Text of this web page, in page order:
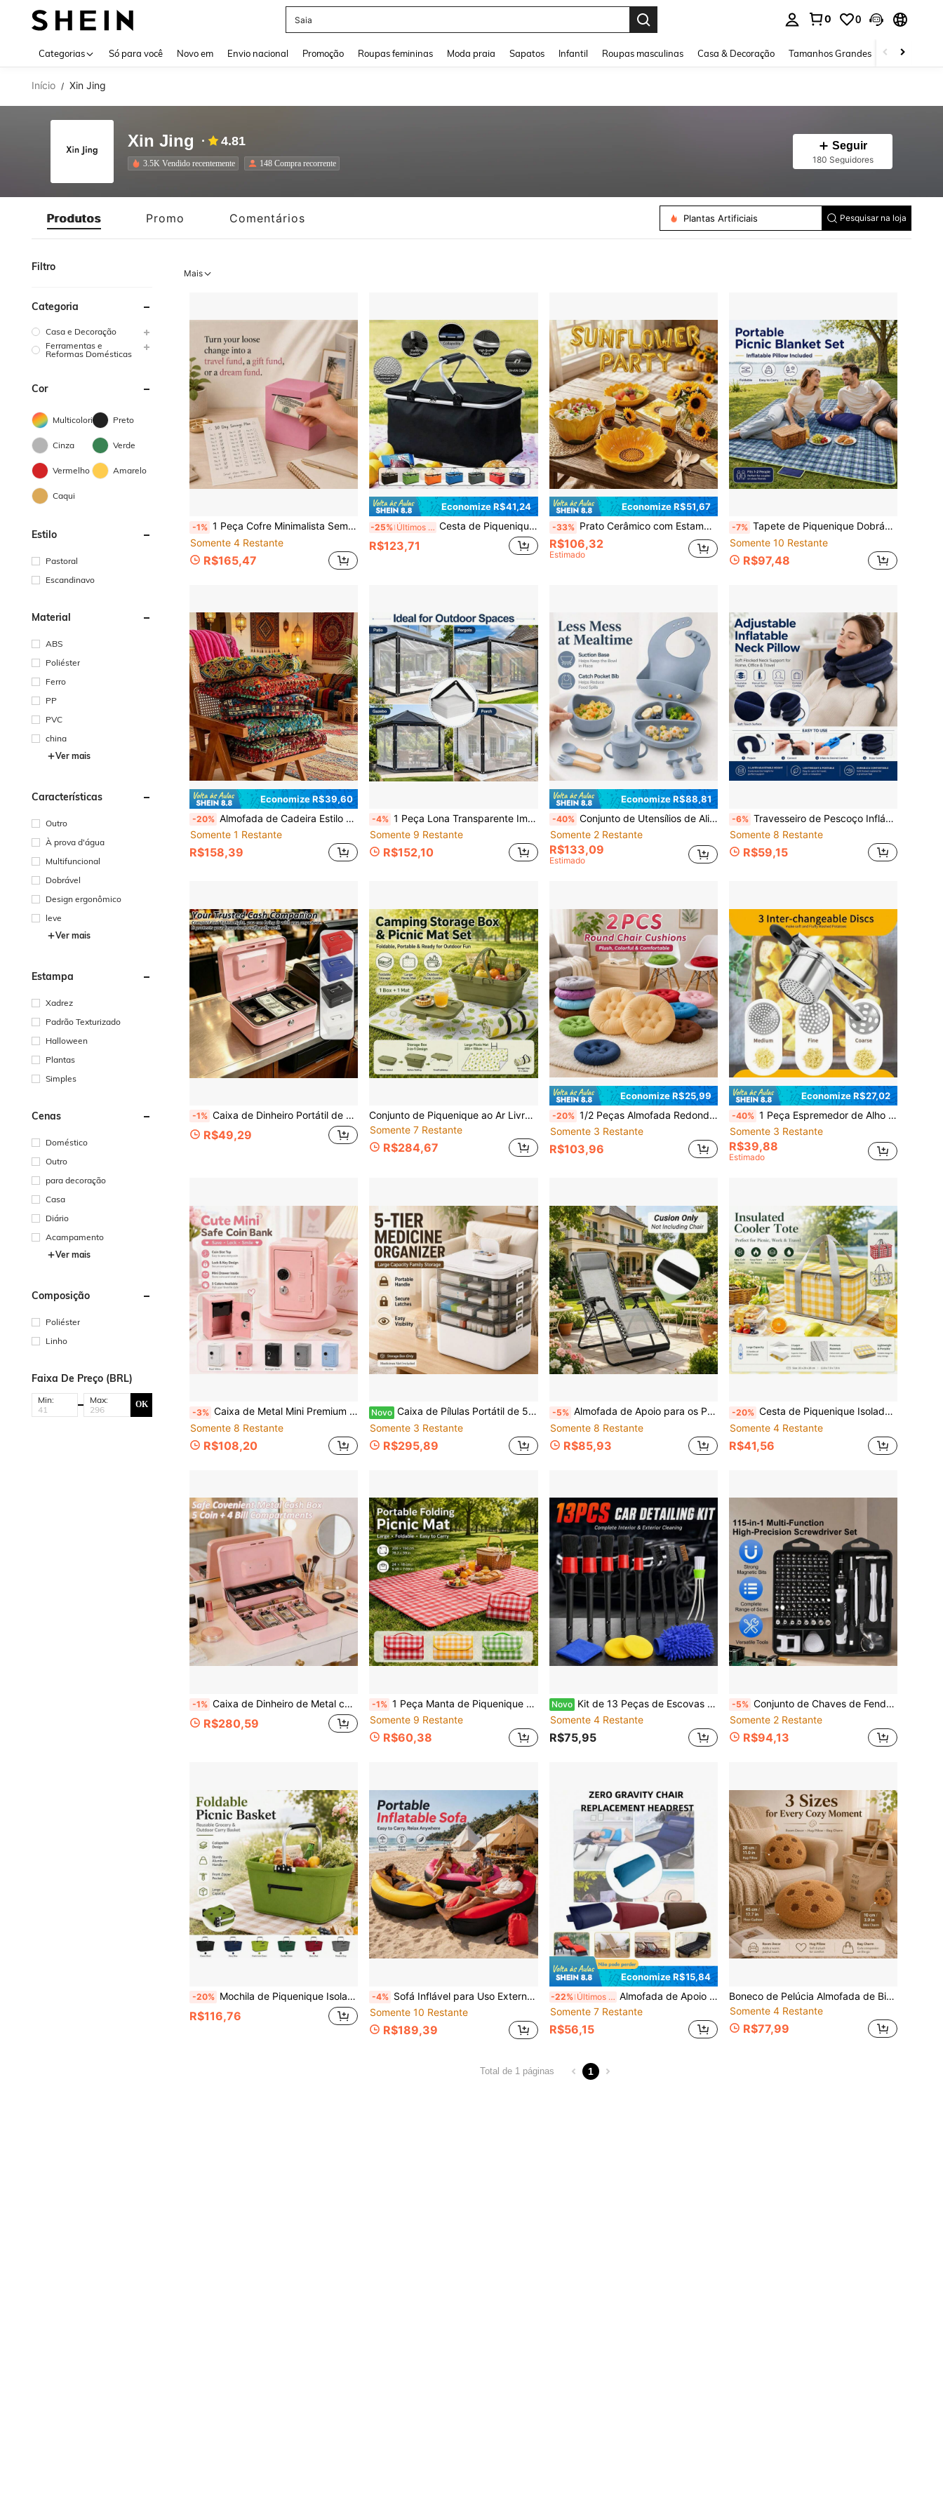
Calça Jeans Feminina
0 0
Categorias Só para você Novo em Envio nacional Promoção Roupas femininas Moda praia Sapatos Infantil Roupas masculinas Casa & Decoração Tamanhos Grandes Joias e
Início / Xin Jing
Xin Jing 4.81
3.5K Vendido recentemente 148 Compra recorrente
Seguir
180 Seguidores
Produtos Promo Comentários Plantas Artificiais Pesquisar na loja
Filtro
Categoria
Casa e Decoração
Ferramentas e
Reformas Domésticas
Cor
Multicolorido Preto
Cinza Verde
Vermelho Amarelo
Caqui
Estilo
Pastoral
Escandinavo
Material
ABS
Poliéster
Ferro
PP
PVC
china
Ver mais
Características
Outro
À prova d'água
Multifuncional
Dobrável
Design ergonômico
leve
Ver mais
Estampa
Xadrez
Padrão Texturizado
Halloween
Plantas
Simples
Cenas
Doméstico
Outro
para decoração
Casa
Diário
Acampamento
Ver mais
Composição
Poliéster
Linho
Faixa De Preço (BRL)
Min: Max: OK
Mais
-1% 1 Peça Cofre Minimalista Sem Abertura, Cofre de Moedas em Cubo Rosa com Fenda para Moedas, Caixa de Desafio de Economia Selada, Adequado para Dinheiro, Moedas, Bottom de Viagem, Presente, Decoração de Mesa e Quarto
Somente 4 Restante
R$165,47
Economize R$41,24
-25% Últimos 2 dias Cesta de Piquenique Dobrável Extra Grande de 32L, Caixa de Armazenamento Isolada com Alça de Alumínio, Bolsa Térmica de 18,9x12,6x9,4 Polegadas para Piqueniques ao Ar Livre, Viagens à Praia, Camping, Churrasco
R$123,71
Economize R$51,67
-33% Prato Cerâmico com Estampa de Girassol, Prato de Jantar Decorativo com Design Fofo de Girassol, Prato de Jantar Cerâmico Criativo de Girassol para Cozinha Doméstica. O Design Único de Girassol Trará Luz e Felicidade para a sua Experiência de Refeição. Use a Adorável Louça de Girassol para Alegrar a sua Mesa de Jantar.
R$106,32
Estimado
-7% Tapete de Piquenique Dobrável com Conjunto de Travesseiro Inflável, Tapete de Piquenique Portátil Xadrez para Uso Externo, Design de Bolsa Compacta, Tapete de Chão Grande, Adequado para Praia, Parque, Gramado, Camping, Viagem, Acomoda 1-2 Pessoas para Piquenique, Caminhada e Viagens de Carro
Somente 10 Restante
R$97,48
Economize R$39,60
-20% Almofada de Cadeira Estilo Boêmio com Estampa Floral, Almofada de Assento Quadrada Grossa com Borlas, Almofada de Cadeira de Espuma de Memória Macia com Estampa Xadrez de Linho, Almofada de Assento Antiderrapante Lavável para Uso Interno/Externo em Sala de Jantar, Cozinha, Varanda, Jardim e Escritório
Somente 1 Restante
R$158,39
-4% 1 Peça Lona Transparente Impermeável com Ilhós, Tecido PVC Transparente Impermeável Resistente para Uso Externo, Bordas Reforçadas, Cobertura contra Vento e Chuva, Adequado para Pátio, Gazebo, Pavilhão, Varanda, Sacada, Estufa, Garagem e Jardim, 2x1m/2x4m
Somente 9 Restante
R$152,10
Economize R$88,81
-40% Conjunto de Utensílios de Alimentação para Bebê em Silicone, Inclui Prato com Ventosa, Tigela, Babador, Colher e Garfo, Adequado para Bebês de 6 Meses ou Mais, Micro-ondas e Lava-louças, Conjunto de Utensílios de Treinamento de Alimentação para Bebê, Inclui Prato com Ventosa, Tigela, Babador, Colher e Garfo de Treinamento, e Copo com Bico, Adequado para Bebês de 6 Meses ou Mais, Adequado para Treinamento de Alimentação para Bebê
Somente 2 Restante
R$133,09
Estimado
-6% Travesseiro de Pescoço Inflável Portátil, Almofada de Apoio de Pescoço Ajustável com Bomba Manual, Travesseiro de Pescoço de Viagem Macio e Aveludado para Pausa no Escritório, Avião, Passeio de Carro e Relaxamento em Casa
Somente 8 Restante
R$59,15
-1% Caixa de Dinheiro Portátil de Aço com Fechadura de Chave, Design de 2 Camadas, Bandeja de Moedas Removível, Alça de Aço, 2 Chaves Incluídas, Armazenamento Seguro para Dinheiro, Moedas, Joias e Objetos de Valor, Adequado para Casa, Escritório, Pequenos Negócios, Loja de Varejo e Restaurante, Múltiplas Cores Disponíveis
R$49,29
Conjunto de Piquenique ao Ar Livre com 2 Peças, Cesta de Camping Dobrável com Manta de Piquenique Portátil de 5 Camadas, Tapete de Piquenique Grande à Prova d'Água, Adequado para Parque, Camping, Praia e Viagens em Família
Somente 7 Restante
R$284,67
Economize R$25,99
-20% 1/2 Peças Almofada Redonda Grossa para Assento de Cadeira, Almofada Redonda Macia de Pelúcia com Espuma de Pérola Acolchoada, Almofada de Assento de Chão Confortável Antiderrapante para Uso Interno em Casa, Quarto, Sala de Estar, Pátio Externo, Jardim, Quintal, Gramado e Cadeira de Escritório
Somente 3 Restante
R$103,96
Economize R$27,02
-40% 1 Peça Espremedor de Alho de Aço Inoxidável Resistente, Moedor e Esmagador de Alho Manual com 3 Placas de Pressão Intercambiáveis, Alça Ergonômica de Grande Capacidade, Utensílio de Cozinha Fácil de Limpar, Adequado para Alho, Gengibre e Cozinha Diária, Espremedor e Fatiador de Alho 2 em 1
Somente 3 Restante
R$39,88
Estimado
-3% Caixa de Metal Mini Premium com Trava Dupla (Senha + Chave) para Proteger Itens Valiosos. Com Fenda para Moedas Integrada, Perfeita como Presente de Cofre para Crianças. Design Compacto e Portátil Adequado para Mesa de Casa/Escritório. Armazene com Segurança Dinheiro, Moedas, Joias e Pequenos Itens. Construção em Metal Durável
Somente 8 Restante
R$108,20
Novo Caixa de Pílulas Portátil de 5 Camadas com Alça, Caixa de Armazenamento de Primeiros Socorros Doméstica de Grande Capacidade com Compartimentos Transparentes e Trava Segura, Adequada para Casa e Viagem
Somente 3 Restante
R$295,89
-5% Almofada de Apoio para os Pés da Cadeira Gravidade Zero, Travesseiro de Apoio para as Pernas da Poltrona Reclinável em Tecido Oxford 420D com Largo, Almofada de Apoio para os Pés de Cadeira de Lazer em Espuma EPE de Alta Densidade, Adequado para Pátio, Jardim, Praia, Camping, Interno e Externo, Ajuste Universal
Somente 8 Restante
R$85,93
-20% Cesta de Piquenique Isolada Elegante, Bolsa Térmica Xadrez de 3 Camadas com Grande Capacidade, Forro Impermeável de Fácil Limpeza, Alças Reforçadas, Abertura Ampla & Zíperes Duplos, Bolsa Reutilizável para Armazenamento de Alimentos para Trabalho, Escola, Camping & Viagem
Somente 4 Restante
R$41,56
-1% Caixa de Dinheiro de Metal com Bandeja de Dinheiro e Trava, Caixa de Armazenamento Portátil, Caixa de Dinheiro com Trava Resistente, Adequada para Dinheiro, Moedas, Notas Bancárias, Recibos e Economias, com 5 Compartimentos para Moedas e 4 Clipes para Notas Bancárias, Caixa de Dinheiro com Bandeja de Dinheiro
R$280,59
-1% 1 Peça Manta de Piquenique à Prova d'Água, Tapete Dobrável Xadrez para Uso Externo, Manta de Praia Portátil e Leve com Alça, Tapete de Camping Durável e Fácil de Limpar, Adequado para Piquenique Familiar, Camping, Jardim, Férias, Beira da Piscina, Churrasco, Concerto e Aventura ao Ar Livre, Viagem a Parques e Praias, Tapete de Piquenique à Prova d'Água, Tapete Dobrável Anti-Areia, Manta Grande Portátil e Leve para Uso Externo com Alça
Somente 9 Restante
R$60,38
Novo Kit de 13 Peças de Escovas para Detalhamento Automotivo, Ferramentas de Limpeza Interna e Externa com 5 Escovas de Detalhe, 3 Escovas de Arame, Espanador de Ventilação, Luva de Microfibra, 2 Almofadas de Espuma e Toalha para Painel, Rodas, Aros, Compartimento do Motor, Carros, Caminhões e SUVs
Somente 4 Restante
R$75,95
-5% Conjunto de Chaves de Fenda Magnéticas de Precisão 115-em-1, Kit de Ferramentas Profissional para Reparo Eletrônico, Chaves de Fenda de Aço Multiuso Portáteis com Caixa de Armazenamento, Adequado para Telefones, Laptops, Câmeras, Relógios, Óculos, Controles de Jogos, Pequenos Eletrodomésticos, Uso Doméstico e Externo, Presente para Homens, Pais, Avôs
Somente 2 Restante
R$94,13
-20% Mochila de Piquenique Isolada Portátil para Uso Externo, Grande Capacidade, Material Grosso e Durável, À Prova d'Água e Resistente a Arranhões, Dobrável e Leve, Resistente a Rasgos, Adequada para Camping, Viagens de Carro, Caminhadas e Atividades ao Ar Livre, Equipamento Essencial de Viagem
R$116,76
-4% Sofá Inflável para Uso Externo (Com Bolsa de Armazenamento), Sofá Inflável Portátil, Colchão Inflável para Uso Externo, Cadeira de Praia Inflável, Design de Apoio de Cabeça Aprimorado, Adequado para Camping, Viagens à Praia e Caminhadas, Fácil de Montar
Somente 10 Restante
R$189,39
Economize R$15,84
-22% Últimos 3 dias Almofada de Apoio de Cabeça para Cadeira Gravidade Zero, Almofada de Apoio Ergonômico para Pescoço com Tira Ajustável, Capa de Tecido Lavável com Espuma de Alta Densidade, Ajuste Universal para Cadeira de Pátio Externo, Praia, Escritório, Apoio para Pernas, Multiuso, Experiência Confortável, Múltiplas Cores Disponíveis
Somente 7 Restante
R$56,15
Boneco de Pelúcia Almofada de Biscoito de Chocolate em 3 Tamanhos - Boneco de Biscoito Macio e Recheado, Almofada Fofinha em Formato de Comida, Almofada e Encanto de Mochila, Tapete Redondo Divertido, Adequado para Sofá Interno e Externo, Quarto, Sala de Estar, Escritório, Carro, Pátio, Decoração de Jardim e Presentes
Somente 4 Restante
R$77,99
Total de 1 páginas 1